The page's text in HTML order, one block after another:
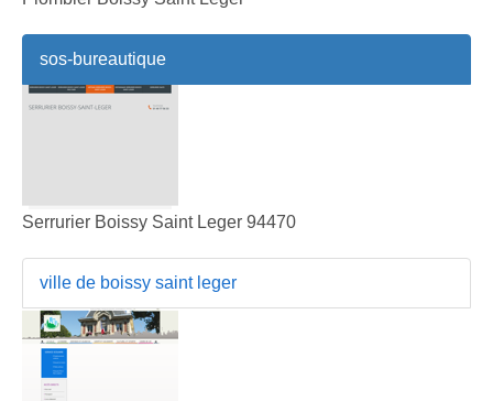
sos-bureautique
Serrurier Boissy Saint Leger 94470
ville de boissy saint leger